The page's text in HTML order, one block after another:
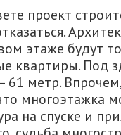
проект
этаже будут
квартиры. Под
61 метр.
многоэтажка
на спуске и